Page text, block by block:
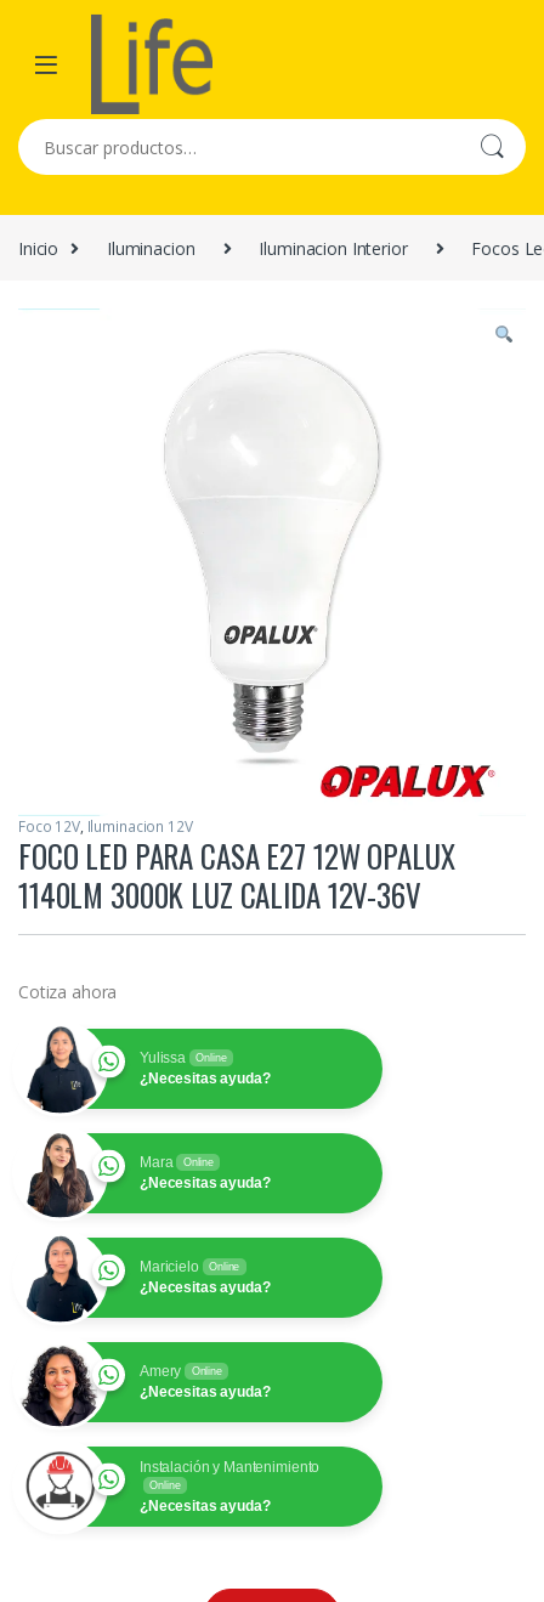
Skip to navigation
Skip to content
Buscar por:
Inicio Iluminacion Iluminacion Interior Focos
Foco 12V, Iluminacion 12V
FOCO LED PARA CASA E27 12W OPALUX
1140LM 3000K LUZ CALIDA 12V-36V
Cotiza ahora
Yulissa Online
¿Necesitas ayuda?
Mara Online
¿Necesitas ayuda?
Maricielo Online
¿Necesitas ayuda?
Amery Online
¿Necesitas ayuda?
Instalación y Mantenimiento
Online
¿Necesitas ayuda?